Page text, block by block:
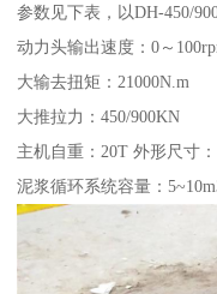
参数见下表，以DH-450/
动力头输出速度：0～
大输去扭矩：21000N.m
大推拉力：450/900KN
主机自重：20T 外形尺寸
泥浆循环系统容量：